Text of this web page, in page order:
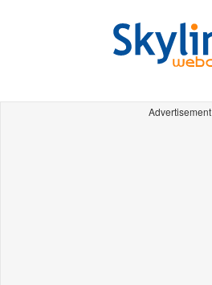
Advertisement